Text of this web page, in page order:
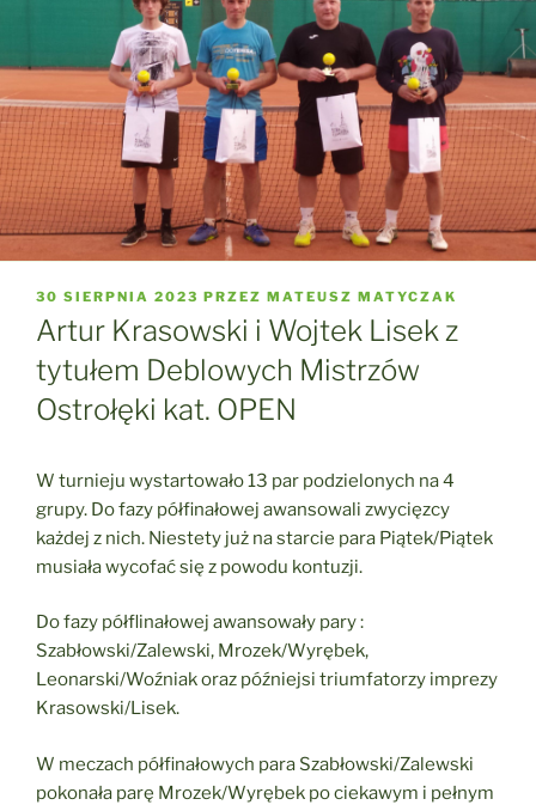
OPUBLIKOWANE
W
30 SIERPNIA 2023 PRZEZ MATEUSZ MATYCZAK
Artur Krasowski i Wojtek Lisek z
tytułem Deblowych Mistrzów
Ostrołęki kat. OPEN
W turnieju wystartowało 13 par podzielonych na 4
grupy. Do fazy półfinałowej awansowali zwycięzcy
każdej z nich. Niestety już na starcie para Piątek/Piątek
musiała wycofać się z powodu kontuzji.
Do fazy półflinałowej awansowały pary :
Szabłowski/Zalewski, Mrozek/Wyrębek,
Leonarski/Woźniak oraz późniejsi triumfatorzy imprezy
Krasowski/Lisek.
W meczach półfinałowych para Szabłowski/Zalewski
pokonała parę Mrozek/Wyrębek po ciekawym i pełnym